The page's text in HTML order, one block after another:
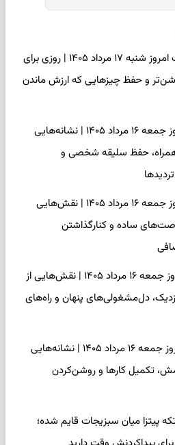
فال سرنوشت امروز شنبه ۱۷ مرداد ۱۴۰۵ | روزی برای
و حفظ چیزهایی که ارزش ماندن
فال اسم امروز جمعه ۱۶ مرداد ۱۴۰۵ | نشانه‌هایی
همراه، حفظ سلیقه شخصی و
فال چای امروز جمعه ۱۶ مرداد ۱۴۰۵ | نقش‌هایی
ساده و کنارگذاشتن
فال قهوه امروز جمعه ۱۶ مرداد ۱۴۰۵ | نقش‌هایی از
دل‌مشغولی‌های پنهان و راه‌های
فال شمع امروز جمعه ۱۶ مرداد ۱۴۰۵ | نشانه‌هایی
تکمیل کارها و روشن‌کردن
پیتزا میان سبزیجات قایم شده؛